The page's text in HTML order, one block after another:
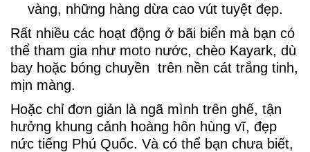
vàng, những hàng dừa cao vút tuyệt đẹp.
Rất nhiều các hoạt động ở bãi biển mà bạn có
thể tham gia như moto nước, chèo Kayark, dù
bay hoặc bóng chuyền trên nền cát trắng tinh,
mịn màng.
Hoặc chỉ đơn giản là ngã mình trên ghế, tận
hưởng khung cảnh hoàng hôn hùng vĩ, đẹp
nức tiếng Phú Quốc. Và có thể bạn chưa biết,